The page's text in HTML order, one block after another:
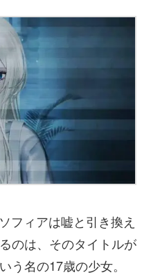
フィアは嘘と引き換え
のは、そのタイトルが
う名の17歳の少女。